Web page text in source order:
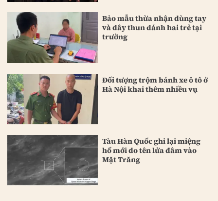
Bảo mẫu thừa nhận dùng tay
và dây thun đánh hai trẻ tại
trường
Đối tượng trộm bánh xe ô tô ở
Hà Nội khai thêm nhiều vụ
Tàu Hàn Quốc ghi lại miệng
hố mới do tên lửa đâm vào
Mặt Trăng